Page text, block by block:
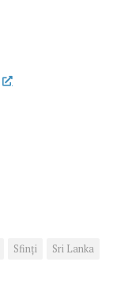
Sfinţi Sri Lanka